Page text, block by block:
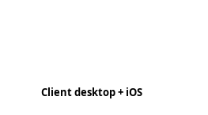
Client desktop + iOS